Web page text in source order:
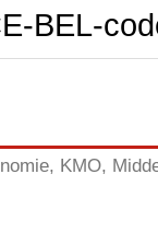
BEL-
KMO,